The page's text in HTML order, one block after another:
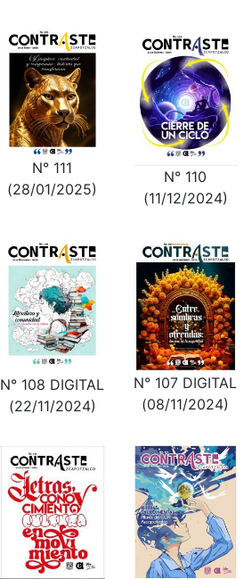
N° 111
(28/01/2025)
N° 110
(11/12/2024)
N° 108 DIGITAL
(22/11/2024)
N° 107 DIGITAL
(08/11/2024)